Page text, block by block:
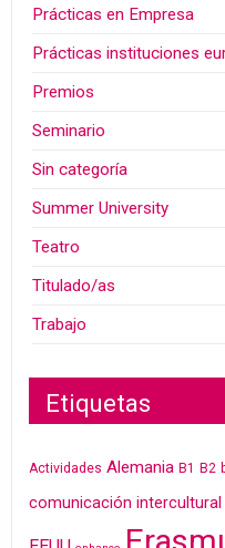
Prácticas en Empresa
Prácticas instituciones
Premios
Seminario
Sin categoría
Summer University
Teatro
Titulado/as
Trabajo
Etiquetas
Actividades Alemania B1 B2
comunicación intercultural